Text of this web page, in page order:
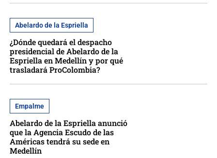
Abelardo de la Espriella
¿Dónde quedará el despacho
presidencial de Abelardo de la
Espriella en Medellín y por qué
trasladará ProColombia?
Empalme
Abelardo de la Espriella anunció
que la Agencia Escudo de las
Américas tendrá su sede en
Medellín